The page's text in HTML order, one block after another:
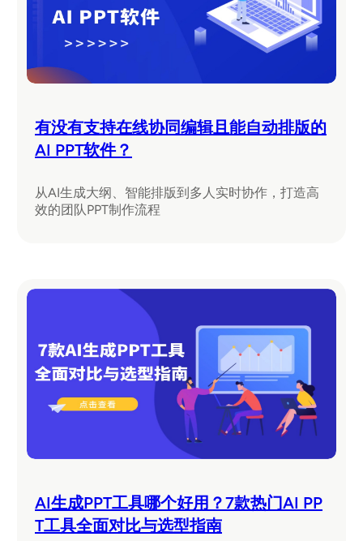
有没有支持在线协同编辑且能自动排版的
AI PPT软件？
从AI生成大纲、智能排版到多人实时协作，打造高
效的团队PPT制作流程
AI生成PPT工具哪个好用？7款热门AI PP
T工具全面对比与选型指南